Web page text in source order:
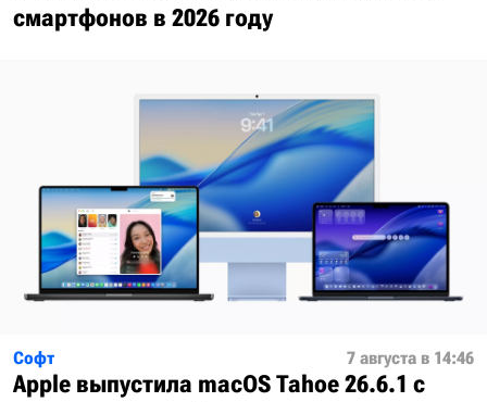
смартфонов в 2026 году
Софт 7 августа в 14:46
Apple выпустила macOS Tahoe 26.6.1 с